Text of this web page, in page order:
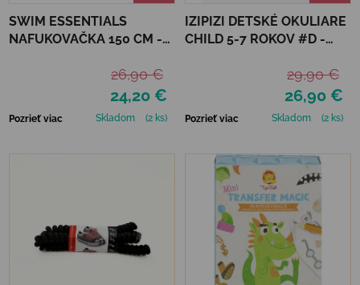
SWIM ESSENTIALS
NAFUKOVAČKA 150 CM -
24,20 €
26,90 €
Pozrieť viac Skladom (2 ks)
IZIPIZI DETSKÉ OKULIARE
CHILD 5-7 ROKOV #D -
26,90 €
29,90 €
Pozrieť viac Skladom (2 ks)